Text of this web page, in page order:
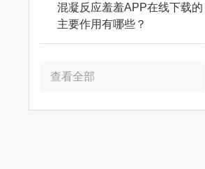
混凝反应羞羞APP在线下载的
主要作用有哪些？
查看全部